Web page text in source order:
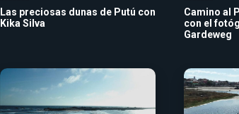
Las preciosas dunas de Putú con
Kika Silva
Camino al
con el
Gardeweg